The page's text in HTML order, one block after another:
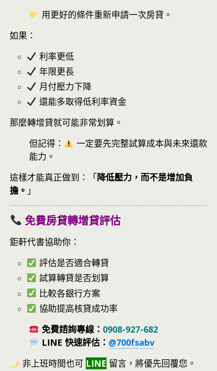
用更好的條件重新申請一次房貸。
如果：
利率更低
年限更長
月付壓力下降
還能多取得低利率資金
那麼轉增貸就可能非常划算。
但記得：
一定要先完整試算成本與未來還款
能力。
這樣才能真正做到：
「降低壓力，而不是增加負
擔。 」
免費房貸轉增貸評估
鉅軒代書協助你：
評估是否適合轉貸
試算轉貸是否划算
比較各銀行方案
協助提高核貸成功率
免費諮詢專線： 0908-927-682
LINE 快速評估： @700fsabv
非上班時間也可 LINE 留言，將優先回覆您。